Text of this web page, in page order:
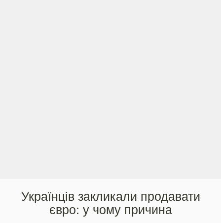
Українців закликали продавати
євро: у чому причина